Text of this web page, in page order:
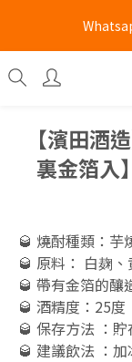
旺角門市營業時間
旺角門市營業時間 :
【濱田酒
裏金箔入
🥃 燒酎種類：芋
🥃 原料： 白麹
🥃 帶有金箔的釀
🥃 酒精度：25度
🥃 保存方法 ：
🥃 建議飲法 ：